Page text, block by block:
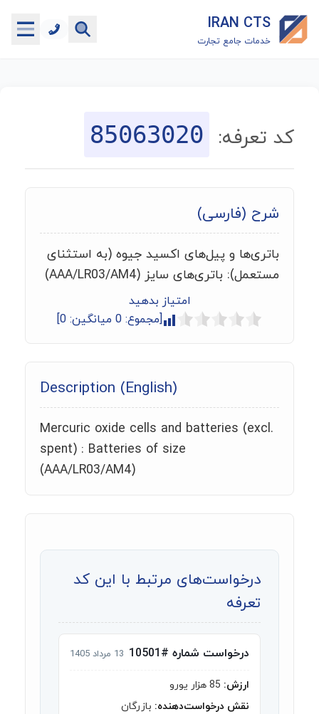
IRAN CTS
خدمات جامع تجارت
جستجوگر تعرفه گمرکی
ماشین حساب گمرکی
خدمات رایگان دیگر
کد تعرفه: 85063020
شرح (فارسی)
باتری‌ها و پیل‌های اکسید جیوه (به استثنای
مستعمل): باتری‌های سایز (AAA/LR03/AM4)
امتیاز بدهید
[مجموع: 0 میانگین: 0
]
Description (English)
Mercuric oxide cells and batteries (excl.
spent) : Batteries of size
(AAA/LR03/AM4)
درخواست‌های مرتبط با این کد
تعرفه
درخواست شماره #10501 13 مرداد 1405
ارزش:
نقش درخواست‌دهنده: بازرگان